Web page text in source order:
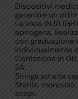
Dispositivi
garantire un
La linea INJ/
apirogena.
con graduazione
individualmente
Confezione in GB,
SA.
Siringa ad alta
Sterile,
scopi.